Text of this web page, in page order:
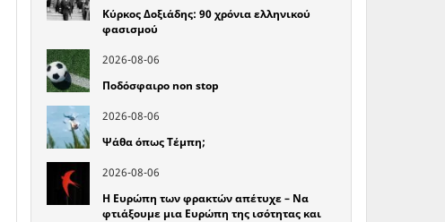
Κύρκος Δοξιάδης: 90 χρόνια ελληνικού
φασισμού
2026-08-06
Ποδόσφαιρο non stop
2026-08-06
Ψάθα όπως Τέμπη;
2026-08-06
Η Ευρώπη των φρακτών απέτυχε – Να
φτιάξουμε μια Ευρώπη της ισότητας και